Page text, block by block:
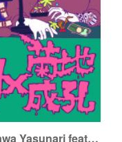
Release: New Collapse / Nishikawa Yasunari feat. Q/N/K